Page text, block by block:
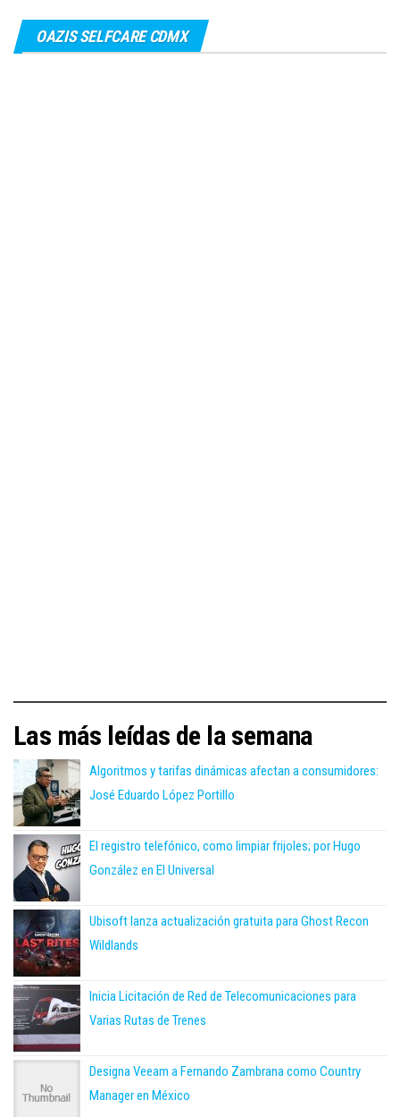
OAZIS SELFCARE CDMX
Las más leídas de la semana
Algoritmos y tarifas dinámicas afectan a consumidores:
José Eduardo López Portillo
El registro telefónico, como limpiar frijoles; por Hugo
González en El Universal
Ubisoft lanza actualización gratuita para Ghost Recon
Wildlands
Inicia Licitación de Red de Telecomunicaciones para
Varias Rutas de Trenes
Designa Veeam a Fernando Zambrana como Country
Manager en México